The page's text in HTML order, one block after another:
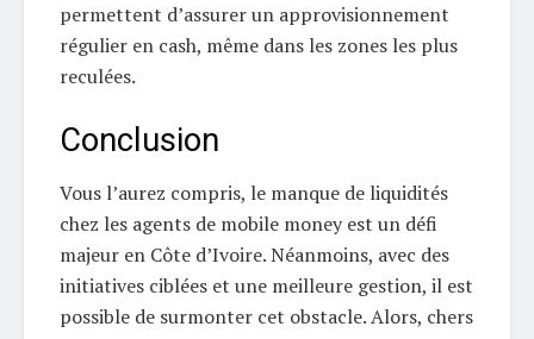
permettent d’assurer un approvisionnement
régulier en cash, même dans les zones les plus
reculées.
Conclusion
Vous l’aurez compris, le manque de liquidités
chez les agents de mobile money est un défi
majeur en Côte d’Ivoire. Néanmoins, avec des
initiatives ciblées et une meilleure gestion, il est
possible de surmonter cet obstacle. Alors, chers